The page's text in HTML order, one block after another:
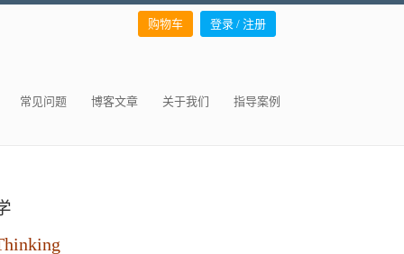
购物车 登录 / 注册
常见问题 博客文章 关于我们 指导案例